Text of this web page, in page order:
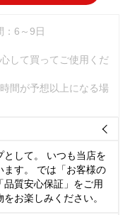
：6～9日
して買ってご使用くだ
間が予想以上になる場

として。 いつも当店を
ます。 では「お客様の
質安心保証」をご用
お楽しみください。